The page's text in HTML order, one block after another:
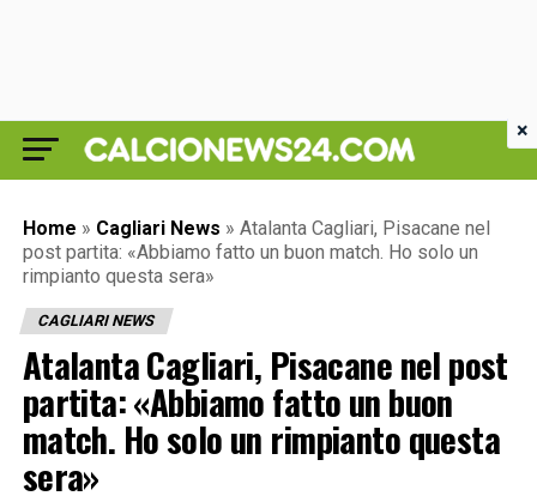
Home » Cagliari News » Atalanta Cagliari, Pisacane nel
post partita: «Abbiamo fatto un buon match. Ho solo un
rimpianto questa sera»
CAGLIARI NEWS
Atalanta Cagliari, Pisacane nel post
partita: «Abbiamo fatto un buon
match. Ho solo un rimpianto questa
sera»
×